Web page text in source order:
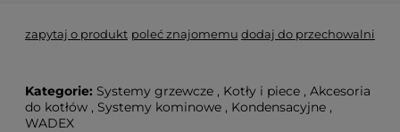
zapytaj o produkt poleć znajomemu dodaj do przechowalni
Kategorie: Systemy grzewcze , Kotły i piece , Akcesoria
do kotłów , Systemy kominowe , Kondensacyjne ,
WADEX